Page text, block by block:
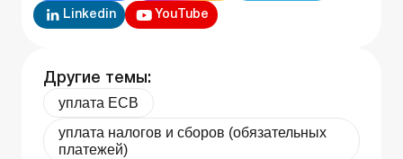
Linkedin YouTube
Другие темы:
уплата ЕСВ
уплата налогов и сборов (обязательных
платежей)